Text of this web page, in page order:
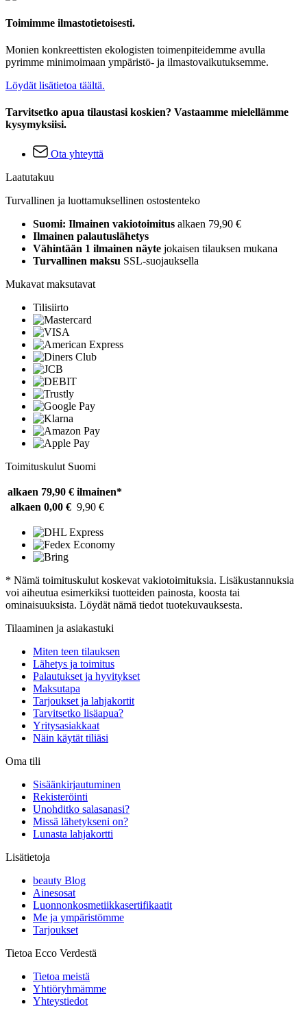
Toimimme ilmastotietoisesti.
Monien konkreettisten ekologisten toimenpiteidemme avulla
pyrimme minimoimaan ympäristö- ja ilmastovaikutuksemme.
Löydät lisätietoa täältä.
Tarvitsetko apua tilaustasi koskien? Vastaamme mielellämme
kysymyksiisi.
Ota yhteyttä
Laatutakuu
Turvallinen ja luottamuksellinen ostostenteko
Suomi: Ilmainen vakiotoimitus alkaen 79,90 €
Ilmainen palautuslähetys
Vähintään 1 ilmainen näyte jokaisen tilauksen mukana
Turvallinen maksu SSL-suojauksella
Mukavat maksutavat
Tilisiirto
Toimituskulut Suomi
alkaen 79,90 € ilmainen*
alkaen 0,00 € 9,90 €
* Nämä toimituskulut koskevat vakiotoimituksia. Lisäkustannuksia
voi aiheutua esimerkiksi tuotteiden painosta, koosta tai
ominaisuuksista. Löydät nämä tiedot tuotekuvauksesta.
Tilaaminen ja asiakastuki
Miten teen tilauksen
Lähetys ja toimitus
Palautukset ja hyvitykset
Maksutapa
Tarjoukset ja lahjakortit
Tarvitsetko lisäapua?
Yritysasiakkaat
Näin käytät tiliäsi
Oma tili
Sisäänkirjautuminen
Rekisteröinti
Unohditko salasanasi?
Missä lähetykseni on?
Lunasta lahjakortti
Lisätietoja
beauty Blog
Ainesosat
Luonnonkosmetiikkasertifikaatit
Me ja ympäristömme
Tarjoukset
Tietoa Ecco Verdestä
Tietoa meistä
Yhtiöryhmämme
Yhteystiedot